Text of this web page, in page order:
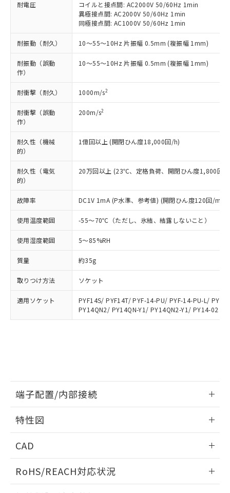
耐電圧
コイルと接点間: AC2000V 50/60Hz 1min
異極接点間: AC2000V 50/60Hz 1min
同極接点間: AC1000V 50/60Hz 1min
耐振動（耐久） 10～55～10Hz 片振幅 0.5mm (複振幅 1mm)
耐振動（誤動
作）
10～55～10Hz 片振幅 0.5mm (複振幅 1mm)
耐衝撃（耐久） 1000m/s2
耐衝撃（誤動
作）
200m/s2
耐久性（機械
的）
1億回以上 (開閉ひん度18,000回/h)
耐久性（電気
的）
20万回以上 (23℃、定格負荷、開閉ひん度1,800回/
故障率 DC1V 1mA (P水準、参考値) (開閉ひん度120回/min)
使用温度範囲 -55～70℃（ただし、氷結、結露しないこと）
使用湿度範囲 5～85%RH
質量 約35g
取りつけ方法 ソケット
適用ソケット
PYF14S/ PYF14T/ PYF-14-PU/ PYF-14-PU-L/
PY14QN2/ PY14QN-Y1/ PY14QN2-Y1/ PY14-02
端子配置/内部接続
端子配置/内部接続
特性図
開閉容量
CAD
ドすることができます。
RoHS/REACH対応状況
ことをご了承ください。
在庫状況および標準価格照会結果は、
記載している更新日時点での社内デー
タに基づき作成されるものであり、閲
覧された時点での実際の在庫および標
準価格とは異なる場合があることをご
正式な納期状況および標準価格はお客
様のお取引先、またはお客様担当のオ
ムロン制御機器販売店・当社販売員に
ご相談ください。
販売ネットワーク
」をご確認
ください。
在庫状況および標準価格結果を当社の
事前の承諾なく第三者に漏洩または開
マイパーツ機能（部品リスト作成サー
ビス）をご利用いただくには、I-Web
メンバーズにご登録されている必要が
あります。
お客様が当ウェブサイト上で当社にご
登録された部品リストについて、当社
および当社の共同利用者が、当社の製
品・サービスに関するお客様との取
引・商談に必要な範囲で利用すること
をご了承ください。
※当社の共同利用者とは、 "個人情報
の共同利用に関して"
の「1.共同利
用者の範囲」に記載されている法人を
いたものが、含有品と判明した場合などや
むを得ず変更することがあります。
*EU RoHS指令（10物質）：
鉛(Pb) 1000ppm以下、 水銀(Hg) 1000ppm以下、 カド
類(PBB) 1000ppm以下、ポリ臭化ジフェニルエーテル類
ル) (DEHP)(別名：DOP) 1000ppm以下、フタル酸ブチ
ルベンジル（BBP） 1000ppm以下、フタル酸ジブチル
（DBP） 1000ppm以下、フタル酸ジイソブチル
(DIBP) 1000ppm以下
但し、RoHS指令で産業用監視および制御機器に対する
図的な使用がないことを確認しています。
※2 対応予定月
月が前後することがあります。
※3 非含有証明書ダウンロード
下記の非含有証明書をダウンロードするこ
とができます。
51物質の非含有証明書（当社基準）
※本証明書は発行日時点で非含有を証明す
欄に対応日を記載しておりました。
既に当社にて対応品への在庫切替を完了
していることから、特段のことがない限
す。
「－」：未確認です。当社販売部門へお問
い合わせください。
*中国RoHS10物質の基準値 (GB/T26572)：
Pb(鉛) :1000ppm、 Hg(水銀) : 1000ppm、 Cd(カドミウ
ム) : 100ppm、
Cr(Ⅵ)(六価クロム) : 1000ppm、 PBBs(ポリ臭化ビフェ
ル類) : 1000ppm、
DBP(フタル酸ジブチル) : 1000ppm、 DIBP(フタル酸ジ
イソブチル) : 1000ppm、 BBP(フタル酸ブチルベンジ
ル) : 1000ppm、
DEHP(フタル酸ビス(2-エチルヘキシル)) : 1000ppm
※2 環境保護使用期限
「ｅ」：有害物質（10物質）のすべてが基
準値以下であることを示します。
質が外部に漏えいし、環境に深刻な影響を
及ぼさない年数を意味します。
「－」：未確認です。当社販売部門へお問
い合わせください。
当社は、これら貴社製品のうち、外国
為替および外国貿易法に定める商品
（以下｢規制貨物等」という）を輸出
または国外への提供する場合は、日本
国政府の輸出許可(または役務取引許
可)を取得するなどの必要な手続きを
とります。
当社は規制貨物を破棄する場合は、完
全に破砕するなど、違法に輸出されな
いよう必要な手段を講じます。
当社は貴社製品を、核兵器、ミサイ
武器並びにこれらの製造装置等に一切
使用いたしません。
場合は、上記1、2および3の内容を当
該第三者に通知します。また当社は、
販売先および販売に係わる関係者が違
法に輸出するおそれがある場合は、取
り引きをいたしません。
記
説明
一定数には満たないが在庫あり
いては、お客様のお取引先、ま
たはお客様担当のオムロン制御
認ください)
受注生産機種、また在庫状況の
情報を公開していない機種